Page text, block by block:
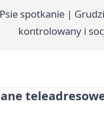
Psie spotkanie |
kontrolowany i